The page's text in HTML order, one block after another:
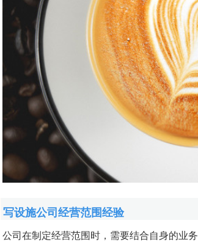
写设施公司经营范围经验
公司在制定经营范围时，需要结合自身的业